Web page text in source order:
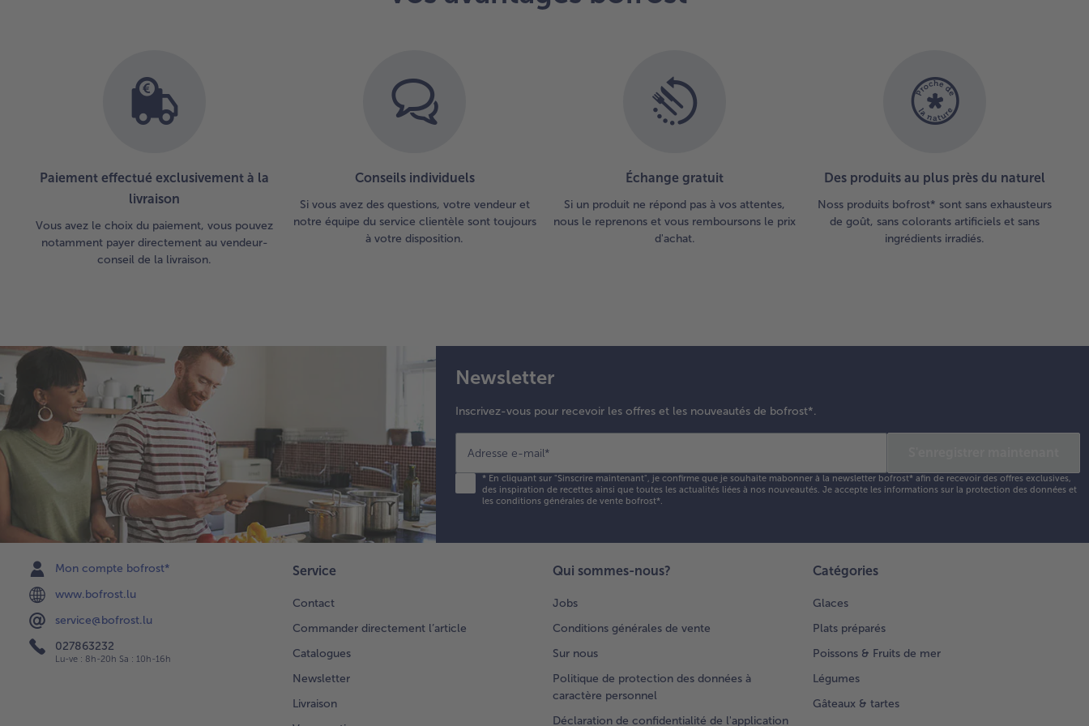
Paiement effectué exclusivement à la
livraison
Vous avez le choix du paiement, vous pouvez
notamment payer directement au vendeur-
conseil de la livraison.
Conseils individuels
Si vous avez des questions, votre vendeur et
notre équipe du service clientèle sont toujours
à votre disposition.
Échange gratuit
Si un produit ne répond pas à vos attentes,
nous le reprenons et vous remboursons le prix
d'achat.
Des produits au plus près du naturel
Noss produits bofrost* sont sans exhausteurs
de goût, sans colorants artificiels et sans
ingrédients irradiés.
Newsletter
Inscrivez-vous pour recevoir les offres et les nouveautés de bofrost*.
Adresse e-mail*
*En cliquant sur "Sinscrire maintenant", je confirme que je souhaite mabonner à la newsletter bofrost* afin de recevoir des offres exclusives,
des inspiration de recettes ainsi que toutes les actualités liées à nos nouveautés. Je accepte les informations sur la protection des données et
les conditions générales de vente bofrost*.
Mon compte bofrost*
www.bofrost.lu
service@bofrost.lu
027863232
Lu-ve : 8h-20h Sa : 10h-16h
Service
Contact
Commander directement l’article
Catalogues
Newsletter
Livraison
Qui sommes-nous?
Jobs
Conditions générales de vente
Sur nous
Politique de protection des données à
caractère personnel
Déclaration de confidentialité de l'application
Catégories
Glaces
Plats préparés
Poissons & Fruits de mer
Légumes
Gâteaux & tartes